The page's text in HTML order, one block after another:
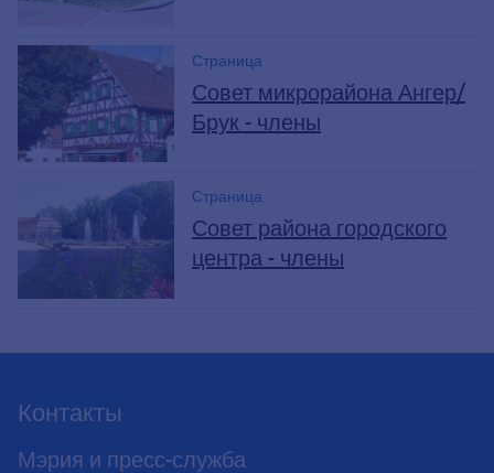
Страница
Совет микрорайона Ангер/
Брук - члены
Страница
Совет района городского
центра - члены
Контакты
Мэрия и пресс-служба